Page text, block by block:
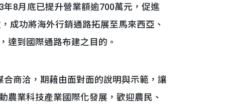
8月底已提升營業額逾700萬元，促進
成功將海外行銷通路拓展至馬來西亞、
達到國際通路布建之目的。
商洽，期藉由面對面的說明與示範，讓
農業科技產業國際化發展，歡迎農民、